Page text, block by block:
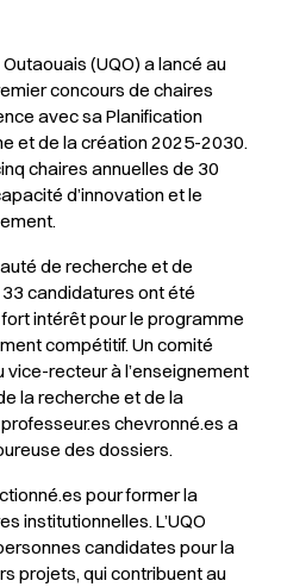
(UQO) a lancé au
concours de chaires
avec sa Planification
et de la création 2025-2030.
chaires annuelles de 30
d’innovation et le
de recherche et de
candidatures ont été
intérêt pour le programme
compétitif. Un comité
recteur à l’enseignement
la recherche et de la
chevronné.es a
des dossiers.
pour former la
institutionnelles. L’UQO
candidates pour la
projets, qui contribuent au